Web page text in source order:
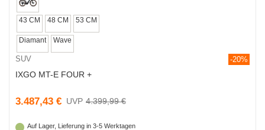
43 CM 48 CM 53 CM
Diamant Wave
SUV -20%
IXGO MT-E FOUR +
3.487,43 € 4.399,99 €
Auf Lager, Lieferung in 3-5 Werktagen